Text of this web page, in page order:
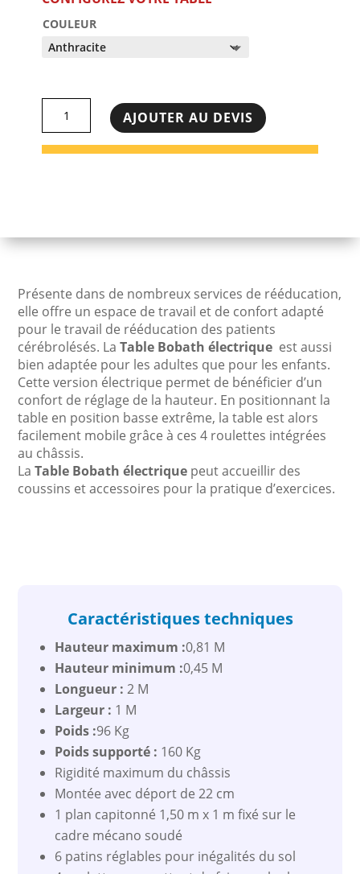
COULEUR
Table
BOBATH
AJOUTER AU DEVIS
Présente dans de nombreux services de rééducation,
elle offre un espace de travail et de confort adapté
pour le travail de rééducation des patients
cérébrolésés. LaTable Bobath électrique est aussi
bien adaptée pour les adultes que pour les enfants.
Cette version électrique permet de bénéficier d’un
confort de réglage de la hauteur. En positionnant la
table en position basse extrême, la table est alors
facilement mobile grâce à ces 4 roulettes intégrées
au châssis.
LaTable Bobath électrique peut accueillir des
coussins et accessoires pour la pratique d’exercices.
Caractéristiques techniques
Hauteur maximum :0,81 M
Hauteur minimum :0,45 M
Longueur :2 M
Largeur : 1 M
Poids :96 Kg
Poids supporté : 160 Kg
Rigidité maximum du châssis
Montée avec déport de 22 cm
1 plan capitonné 1,50 m x 1 m fixé sur le
cadre mécano soudé
6 patins réglables pour inégalités du sol